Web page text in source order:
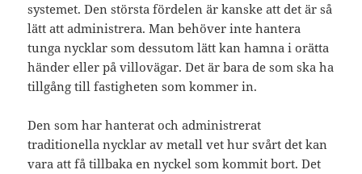
systemet. Den största fördelen är kanske att det är så
lätt att administrera. Man behöver inte hantera
tunga nycklar som dessutom lätt kan hamna i orätta
händer eller på villovägar. Det är bara de som ska ha
tillgång till fastigheten som kommer in.
Den som har hanterat och administrerat
traditionella nycklar av metall vet hur svårt det kan
vara att få tillbaka en nyckel som kommit bort. Det